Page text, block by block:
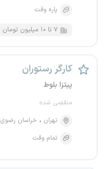
پاره وقت
۷ تا ۱۰ میلیون تومان
کارگر رستوران
پیتزا بلوط
منقضی شده
تهران
خراسان رضوی
تمام وقت